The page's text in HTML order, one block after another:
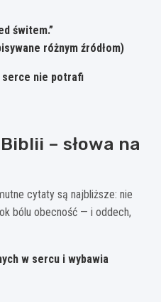
świtem.”
różnym źródłom)
serce nie potrafi
– słowa na
cytaty są najbliższe: nie
bólu obecność — i oddech,
w sercu i wybawia